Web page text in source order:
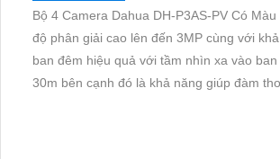
Bộ 4 Camera Dahua DH-P3AS-PV Có
độ phân giải cao lên đến 3MP cùng với
ban đêm hiệu quả với tầm nhìn xa vào
30m bên cạnh đó là khả năng giúp đàm